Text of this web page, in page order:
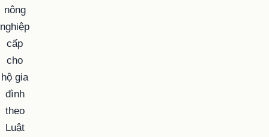
nông
nghiệp
cấp
cho
hộ gia
đình
theo
Luật